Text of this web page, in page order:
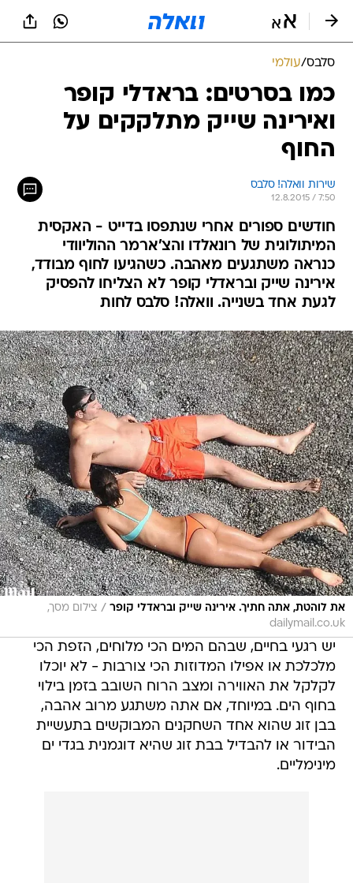
סלבס/עולמי
כמו בסרטים: בראדלי קופר
ואירינה שייק מתלקקים על
החוף
שירות וואלה! סלבס
12.8.2015 / 7:50
חודשים ספורים אחרי שנתפסו בדייט - האקסית
המיתולוגית של רונאלדו והצ'ארמר ההוליוודי
כנראה משתגעים מאהבה. כשהגיעו לחוף מבודד,
אירינה שייק ובראדלי קופר לא הצליחו להפסיק
לגעת אחד בשנייה. וואלה! סלבס לחות
את לוהטת, אתה חתיך. אירינה שייק ובראדלי קופר / צילום מסך,
dailymail.co.uk
יש רגעי בחיים, שבהם המים הכי מלוחים, הזפת הכי
מלכלכת או אפילו המדוזות הכי צורבות - לא יוכלו
לקלקל את האווירה ומצב הרוח השובב בזמן בילוי
בחוף הים. במיוחד, אם אתה משתגע מרוב אהבה,
בבן זוג שהוא אחד השחקנים המבוקשים בתעשיית
הבידור או להבדיל בבת זוג שהיא דוגמנית בגדי ים
מינימליים.